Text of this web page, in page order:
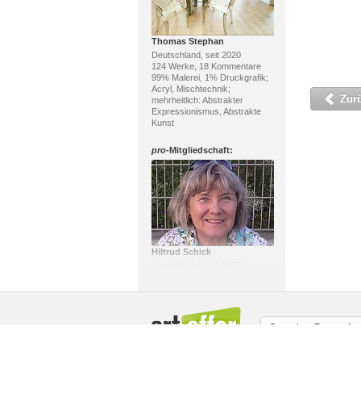
Thomas Stephan
Deutschland, seit 2020
124 Werke, 18 Kommentare
99% Malerei, 1% Druckgrafik;
Acryl, Mischtechnik;
mehrheitlich: Abstrakter
Expressionismus, Abstrakte
Kunst
pro-Mitgliedschaft:
Hiltrud Schick
Gegenwartskunst,
Impressionismus
Sprache: Deutsch